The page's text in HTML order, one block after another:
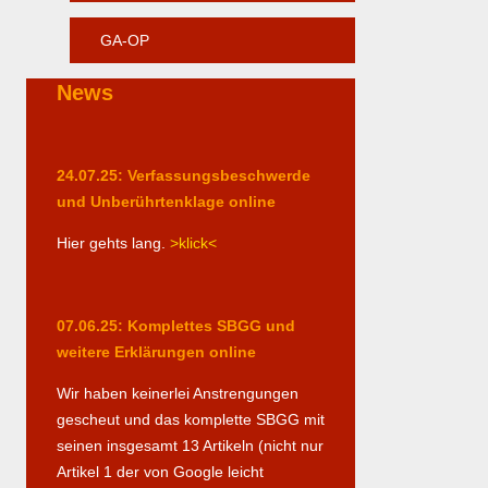
GA-OP
News
24.07.25: Verfassungsbeschwerde
und Unberührtenklage online
Hier gehts lang. >klick<
07.06.25: Komplettes SBGG und
weitere Erklärungen online
Wir haben keinerlei Anstrengungen
gescheut und das komplette SBGG mit
seinen insgesamt 13 Artikeln (nicht nur
Artikel 1 der von Google leicht